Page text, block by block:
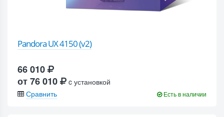
Pandora UX 4150 (v2)
66 010
от 76 010
c установкой
Сравнить
Есть в наличии